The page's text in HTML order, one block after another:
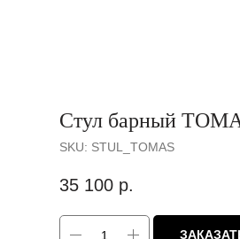
Стул барный
SKU: STUL_TOMAS
35 100 р.